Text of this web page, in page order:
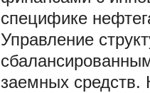
специфике
Управление
заемных средств.